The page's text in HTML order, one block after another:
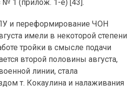
№ 1 (прилож. 1-е) [43].
и переформирование ЧОН
имели в некоторой степени
тройки в смысле подачи
второй половины августа,
линии, стала
т. Кокаулина и налаживания